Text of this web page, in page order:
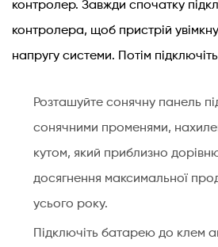
контролер
заряду
для
панелі
7.3
Скільки
сонячних
контролер. Завжди спочатку
контролера, щоб пристрій
напругу системи. Потім
Розташуйте сонячну панель
сонячними променями,
кутом, який приблизно
досягнення максимальної
усього року.
Підключіть батарею до клем